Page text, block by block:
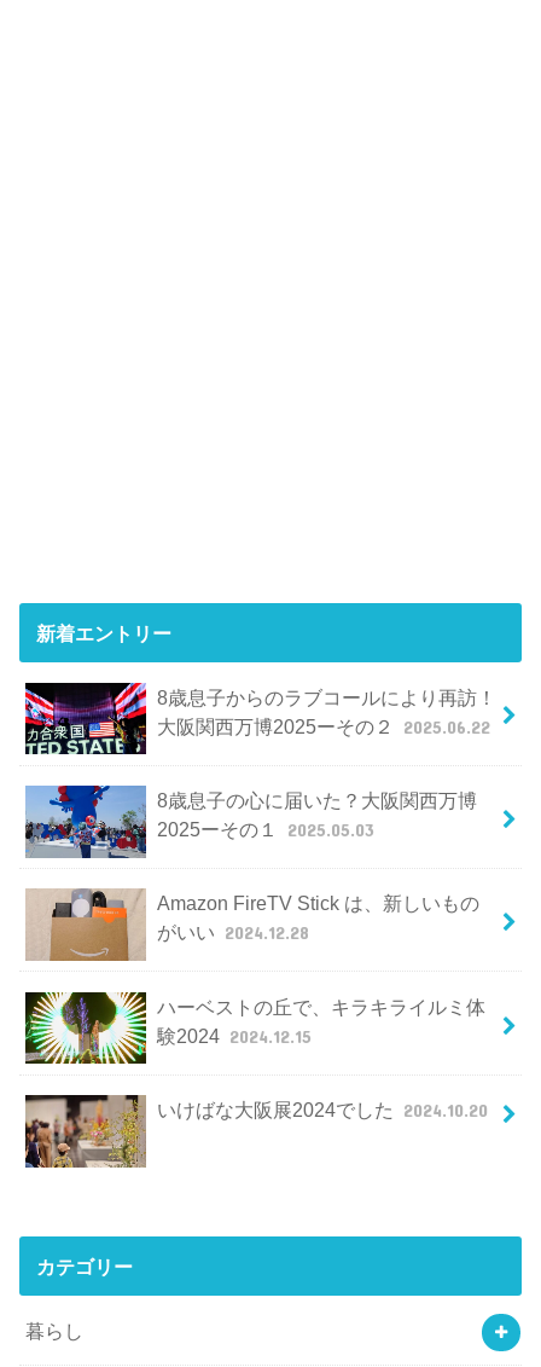
新着エントリー
8歳息子からのラブコールにより再訪！
大阪関西万博2025ーその２
2025.06.22
8歳息子の心に届いた？大阪関西万博
2025ーその１
2025.05.03
Amazon FireTV Stick は、新しいもの
がいい 2024.12.28
ハーベストの丘で、キラキライルミ体
験2024 2024.12.15
いけばな大阪展2024でした 2024.10.20
カテゴリー
暮らし